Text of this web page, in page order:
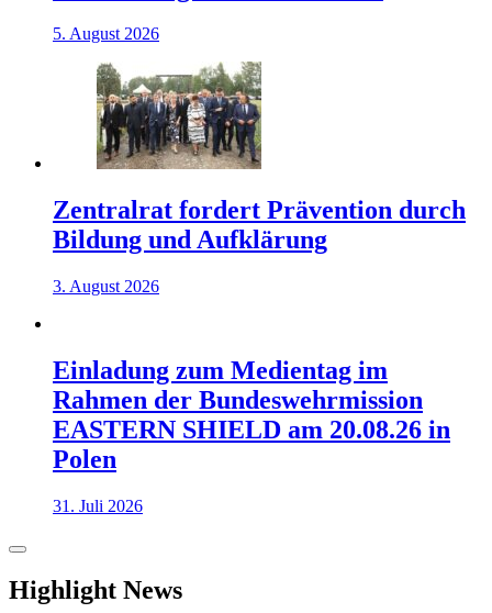
5. August 2026
Zentralrat fordert Prävention durch
Bildung und Aufklärung
3. August 2026
Einladung zum Medientag im
Rahmen der Bundeswehrmission
EASTERN SHIELD am 20.08.26 in
Polen
31. Juli 2026
Highlight News